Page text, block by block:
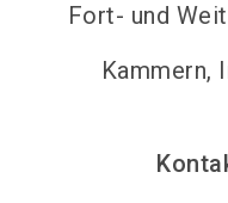
Fort- und
Kammern,